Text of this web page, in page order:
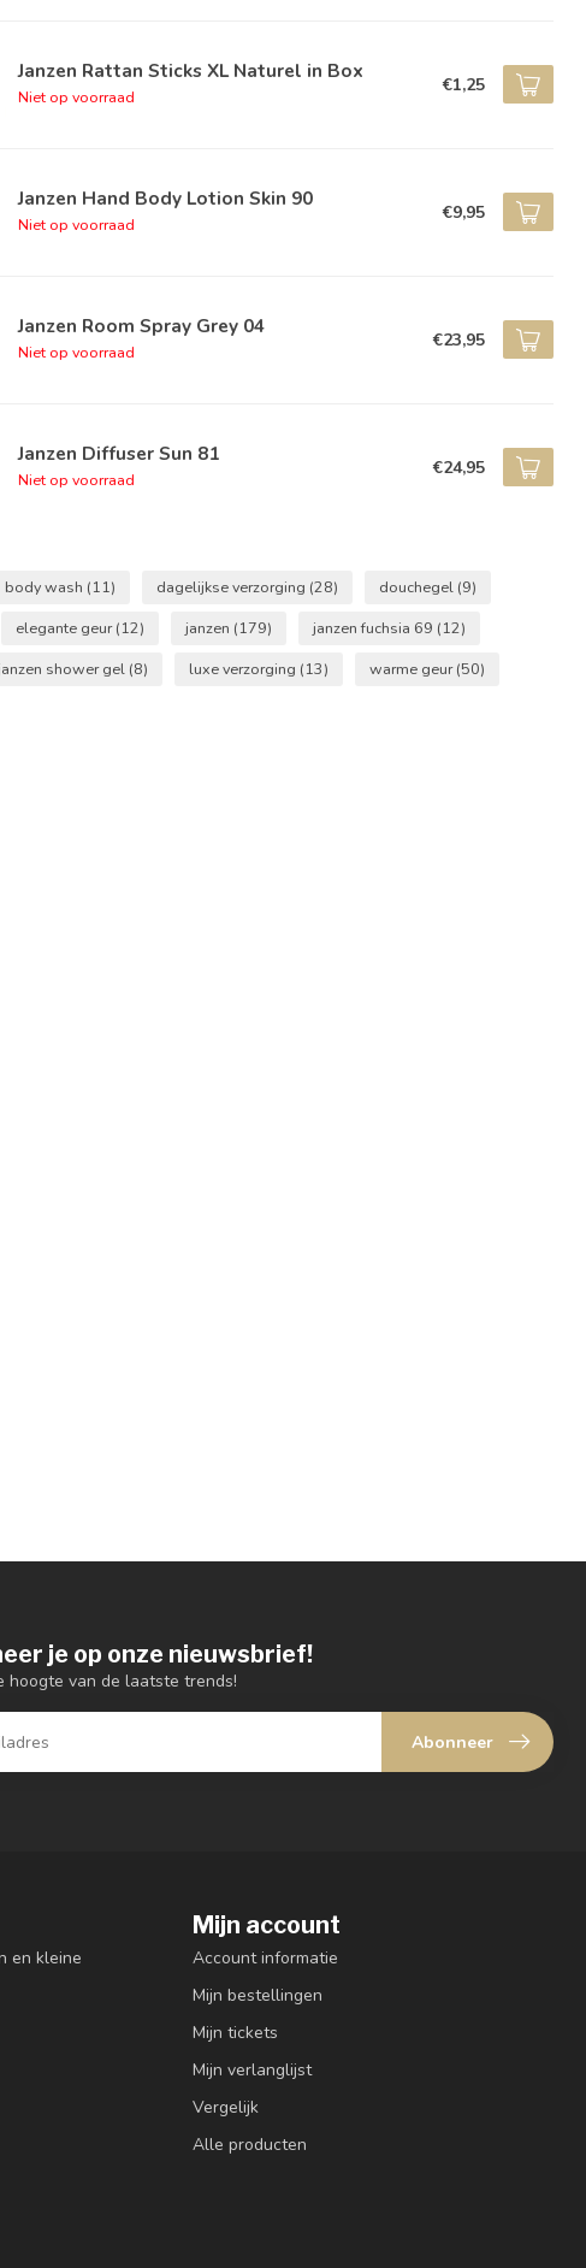
Janzen Rattan Sticks XL Naturel in Box
Niet op voorraad
€1,25
Janzen Hand Body Lotion Skin 90
Niet op voorraad
€9,95
Janzen Room Spray Grey 04
Niet op voorraad
€23,95
Janzen Diffuser Sun 81
Niet op voorraad
€24,95
body wash (11) dagelijkse verzorging (28) douchegel (9)
elegante geur(12) janzen (179) janzen fuchsia 69 (12)
janzen shower gel (8) luxe verzorging (13) warme geur(50)
je op onze nieuwsbrief!
hoogte van de laatste trends!
Abonneer
en kleine
Mijn account
Account informatie
Mijn bestellingen
Mijn tickets
Mijn verlanglijst
Vergelijk
Alle producten